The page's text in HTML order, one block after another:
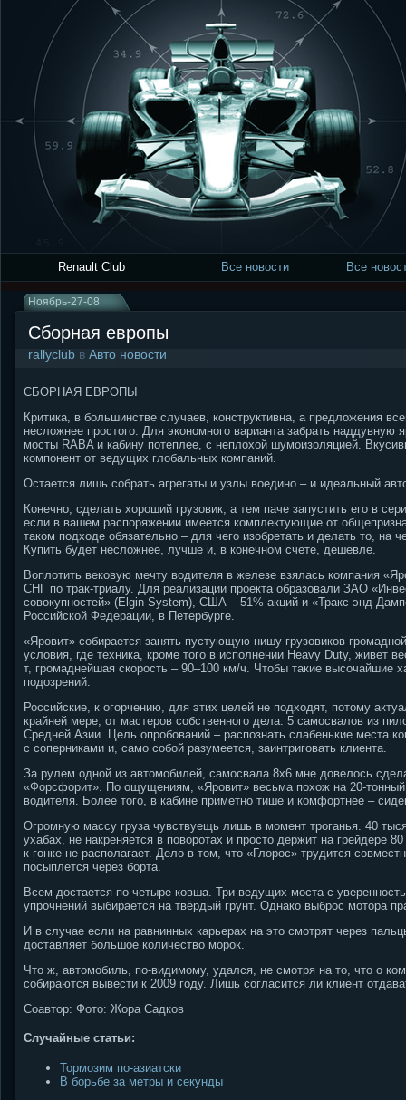
Renault Club Все новости Все
Ноябрь-27-08
Сборная европы
rallyclub в Авто новости
СБОРНАЯ ЕВРОПЫ
Критика, в большинстве случаев, конструктивна, а предложения
несложнее простого. Для экономного варианта забрать
мосты RABA и кабину потеплее, с неплохой шумоизоляцией.
компонент от ведущих глобальных компаний.
Остается лишь собрать агрегаты и узлы воедино – и идеальный
Конечно, сделать хороший грузовик, а тем паче запустить его в
если в вашем распоряжении имеется комплектующие от
таком подходе обязательно – для чего изобретать и делать то, на
Купить будет несложнее, лучше и, в конечном счете, дешевле.
Воплотить вековую мечту водителя в железе взялась компания
СНГ по трак-триалу. Для реализации проекта образовали ЗАО
совокупностей» (Elgin System), США – 51% акций и «Тракс энд
Российской Федерации, в Петербурге.
«Яровит» собирается занять пустующую нишу грузовиков
условия, где техника, кроме того в исполнении Heavy Duty, живет
т, громаднейшая скорость – 90–100 км/ч. Чтобы такие
подозрений.
Российские, к огорчению, для этих целей не подходят, потому
крайней мере, от мастеров собственного дела. 5 самосвалов из
Средней Азии. Цель опробований – распознать слабенькие места
с соперниками и, само собой разумеется, заинтриговать клиента.
За рулем одной из автомобилей, самосвала 8х6 мне довелось
«Форсфорит». По ощущениям, «Яровит» весьма похож на 20-
водителя. Более того, в кабине приметно тише и комфортнее –
Огромную массу груза чувствуещь лишь в момент троганья. 40
ухабах, не накреняется в поворотах и просто держит на грейдере
к гонке не располагает. Дело в том, что «Глорос» трудится
посыплется через борта.
Всем достается по четыре ковша. Три ведущих моста с
упрочнений выбирается на твёрдый грунт. Однако выброс мотора
И в случае если на равнинных карьерах на это смотрят через
доставляет большое количество морок.
Что ж, автомобиль, по-видимому, удался, не смотря на то, что о
собираются вывести к 2009 году. Лишь согласится ли клиент
Соавтор: Фото: Жора Садков
Случайные статьи:
Тормозим по-азиатски
В борьбе за метры и секунды